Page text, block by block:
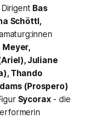
Dirigent Bas
Schöttl,
Meyer,
Juliane
Thando
(Prospero)
Sycorax - die